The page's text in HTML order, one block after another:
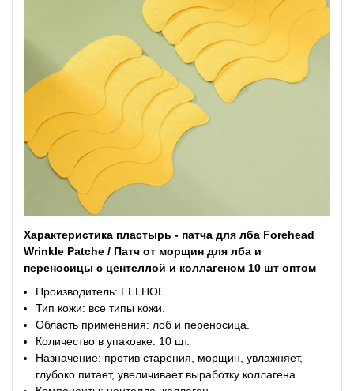
Характеристика пластырь - патча для лба Forehead
Wrinkle Patche / Патч от морщин для лба и
переносицы с центеллой и коллагеном 10 шт оптом
Производитель: EELHOE.
Тип кожи: все типы кожи.
Область применения: лоб и переносица.
Количество в упаковке: 10 шт.
Назначение: против старения, морщин, увлажняет,
глубоко питает, увеличивает выработку коллагена.